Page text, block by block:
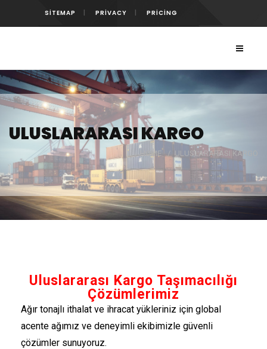
SITEMAP PRIVACY PRICING
ULUSLARARASI KARGO
HOME / ULUSLARARASI KARGO
Uluslararası Kargo Taşımacılığı
Çözümlerimiz
Ağır tonajlı ithalat ve ihracat yükleriniz için global
acente ağımız ve deneyimli ekibimizle güvenli
çözümler sunuyoruz.